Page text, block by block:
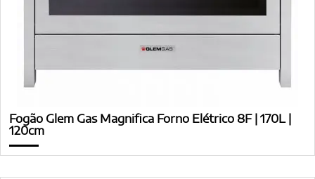
Fogão Glem Gas Magnifica Forno Elétrico 8F | 170L |
120cm